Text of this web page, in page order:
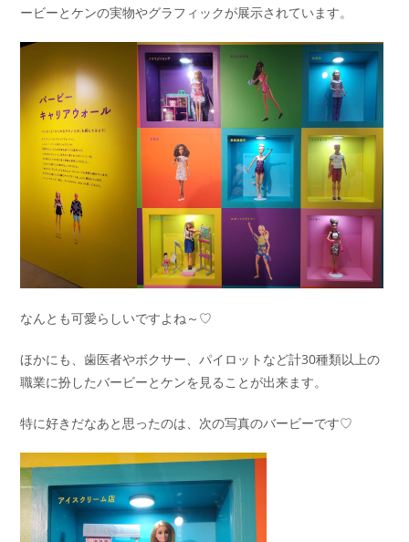
ービーとケンの実物やグラフィックが展示されています。
なんとも可愛らしいですよね～♡
ほかにも、歯医者やボクサー、パイロットなど計30種類以上の
職業に扮したバービーとケンを見ることが出来ます。
特に好きだなあと思ったのは、次の写真のバービーです♡